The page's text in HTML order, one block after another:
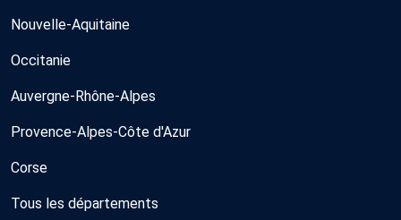
Nouvelle-Aquitaine
Occitanie
Auvergne-Rhône-Alpes
Provence-Alpes-Côte d'Azur
Corse
Tous les départements